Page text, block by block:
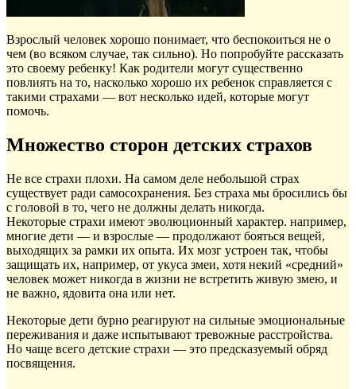
Взрослый человек хорошо понимает, что беспокоиться не о
чем (во всяком случае, так сильно). Но попробуйте рассказать
это своему ребенку! Как родители могут существенно
повлиять на то, насколько хорошо их ребенок справляется с
такими страхами — вот несколько идей, которые могут
помочь.
Множество сторон детских страхов
Не все страхи плохи. На самом деле небольшой страх
существует ради самосохранения. Без страха мы бросились бы
с головой в то, чего не должны делать никогда.
Некоторые страхи имеют эволюционный характер. например,
многие дети — и взрослые — продолжают бояться вещей,
выходящих за рамки их опыта. Их мозг устроен так, чтобы
защищать их, например, от укуса змеи, хотя некий «средний»
человек может никогда в жизни не встретить живую змею, и
не важно, ядовита она или нет.
Некоторые дети бурно реагируют на сильные эмоциональные
переживания и даже испытывают тревожные расстройства.
Но чаще всего детские страхи — это предсказуемый обряд
посвящения.